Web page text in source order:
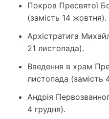
Покров Пресвятої
(замість 14 жовтня).
Архістратига
21 листопада).
Введення в храм
листопада (замість
Андрія
4 грудня).